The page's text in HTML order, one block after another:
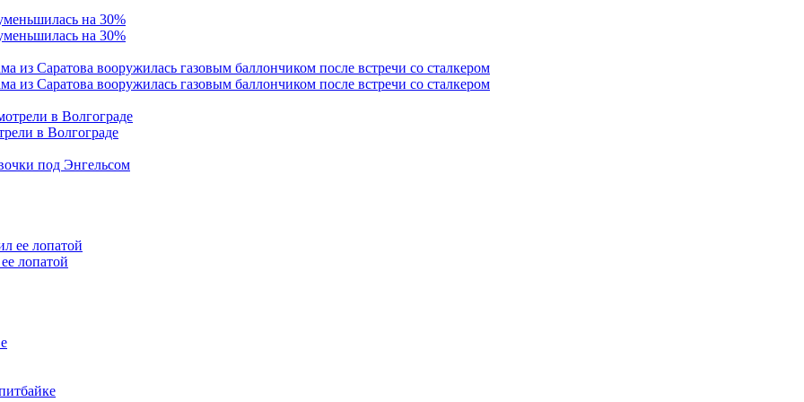
на 30%
из Саратова вооружилась газовым баллончиком после встречи со сталкером
в Волгограде
под Энгельсом
лопатой